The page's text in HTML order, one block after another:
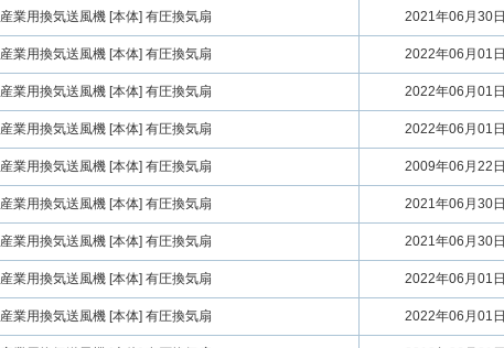
産業用換気送風機 [本体] 有圧換気扇 2021年06月30日
産業用換気送風機 [本体] 有圧換気扇 2022年06月01日
産業用換気送風機 [本体] 有圧換気扇 2022年06月01日
産業用換気送風機 [本体] 有圧換気扇 2022年06月01日
産業用換気送風機 [本体] 有圧換気扇 2009年06月22日
産業用換気送風機 [本体] 有圧換気扇 2021年06月30日
産業用換気送風機 [本体] 有圧換気扇 2021年06月30日
産業用換気送風機 [本体] 有圧換気扇 2022年06月01日
産業用換気送風機 [本体] 有圧換気扇 2022年06月01日